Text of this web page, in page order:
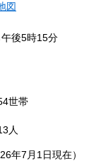
図
後5時15分
世帯
人
年7月1日現在）